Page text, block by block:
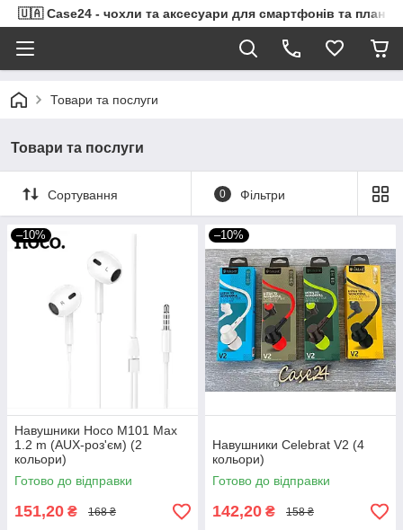
🇺🇦 Case24 - чохли та аксесуари для смартфонів та
Товари та послуги
Товари та послуги
Сортування 0 Фільтри
–10%
Навушники Hoco M101 Max
1.2 m (AUX-роз'єм) (2
кольори)
Готово до відправки
151,20 ₴ 168 ₴
–10%
Навушники Celebrat V2 (4
кольори)
Готово до відправки
142,20 ₴ 158 ₴